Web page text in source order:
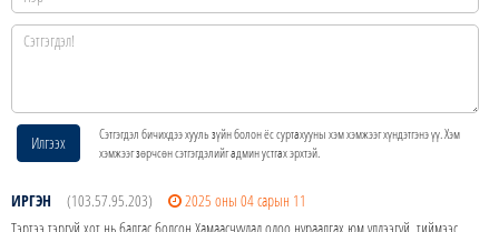
Илгээх
Сэтгэгдэл бичихдээ хууль зүйн болон ёс суртахууны хэм хэмжээг хүндэтгэнэ үү. Хэм
хэмжээг зөрчсөн сэтгэгдэлийг админ устгах эрхтэй.
ИРГЭН (103.57.95.203)
2025 оны 04 сарын 11